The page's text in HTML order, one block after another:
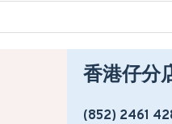
香港仔分
(852) 2461